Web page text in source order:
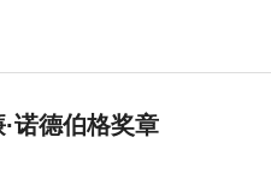
诺德伯格奖章